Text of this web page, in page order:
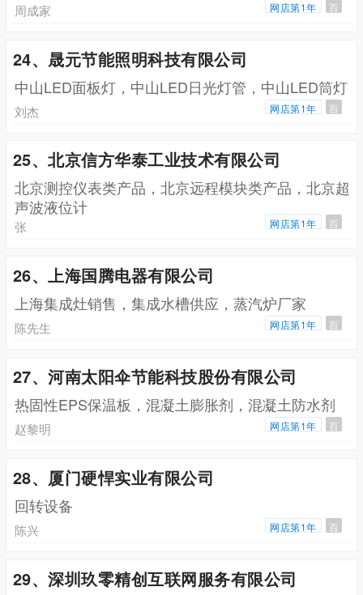
周成家 网店第1年 百
24、晟元节能照明科技有限公司
中山LED面板灯，中山LED日光灯管，中山LED筒灯
刘杰 网店第1年 百
25、北京信方华泰工业技术有限公司
北京测控仪表类产品，北京远程模块类产品，北京超
声波液位计
张 网店第1年 百
26、上海国腾电器有限公司
上海集成灶销售，集成水槽供应，蒸汽炉厂家
陈先生 网店第1年 百
27、河南太阳伞节能科技股份有限公司
热固性EPS保温板，混凝土膨胀剂，混凝土防水剂
赵黎明 网店第1年 百
28、厦门硬悍实业有限公司
回转设备
陈兴 网店第1年 百
29、深圳玖零精创互联网服务有限公司